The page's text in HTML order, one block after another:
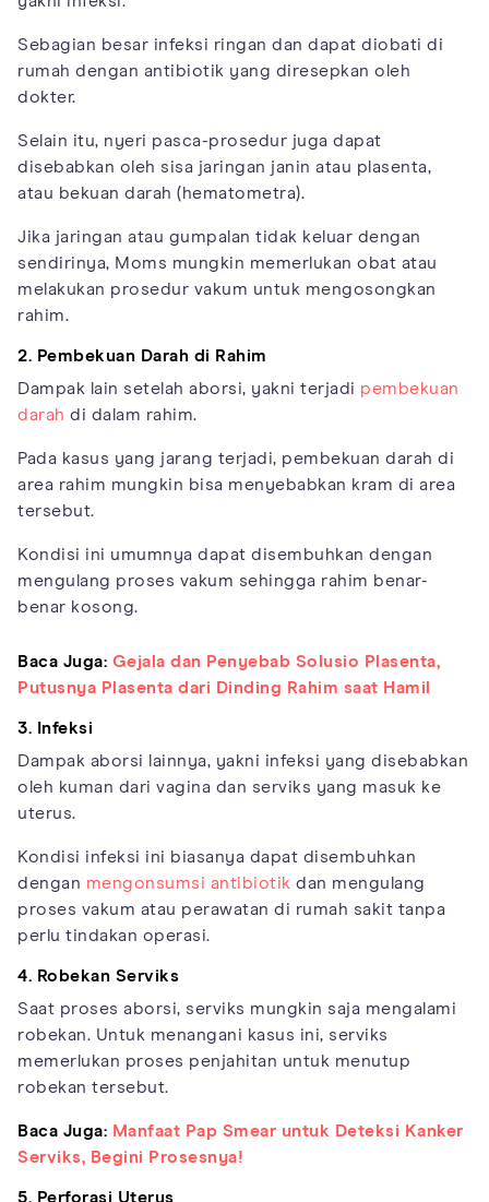
Sebagian besar infeksi ringan dan dapat diobati di
rumah dengan antibiotik yang diresepkan oleh
dokter.
Selain itu, nyeri pasca-prosedur juga dapat
disebabkan oleh sisa jaringan janin atau plasenta,
atau bekuan darah (hematometra).
Jika jaringan atau gumpalan tidak keluar dengan
sendirinya, Moms mungkin memerlukan obat atau
melakukan prosedur vakum untuk mengosongkan
rahim.
2. Pembekuan Darah di Rahim
Dampak lain setelah aborsi, yakni terjadi pembekuan
darah di dalam rahim.
Pada kasus yang jarang terjadi, pembekuan darah di
area rahim mungkin bisa menyebabkan kram di area
tersebut.
Kondisi ini umumnya dapat disembuhkan dengan
mengulang proses vakum sehingga rahim benar-
benar kosong.
Baca Juga: Gejala dan Penyebab Solusio Plasenta,
Putusnya Plasenta dari Dinding Rahim saat Hamil
3. Infeksi
Dampak aborsi lainnya, yakni infeksi yang disebabkan
oleh kuman dari vagina dan serviks yang masuk ke
uterus.
Kondisi infeksi ini biasanya dapat disembuhkan
dengan mengonsumsi antibiotik dan mengulang
proses vakum atau perawatan di rumah sakit tanpa
perlu tindakan operasi.
4. Robekan Serviks
Saat proses aborsi, serviks mungkin saja mengalami
robekan. Untuk menangani kasus ini, serviks
memerlukan proses penjahitan untuk menutup
robekan tersebut.
Baca Juga: Manfaat Pap Smear untuk Deteksi Kanker
Serviks, Begini Prosesnya!
5. Perforasi Uterus